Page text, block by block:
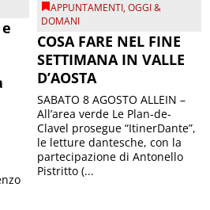
APPUNTAMENTI,OGGI &
DOMANI
COSA FARE NEL FINE
SETTIMANA IN VALLE
D’AOSTA
SABATO 8 AGOSTO ALLEIN –
All’area verde Le Plan-de-
Clavel prosegue “ItinerDante”,
le letture dantesche, con la
partecipazione di Antonello
Pistritto (...